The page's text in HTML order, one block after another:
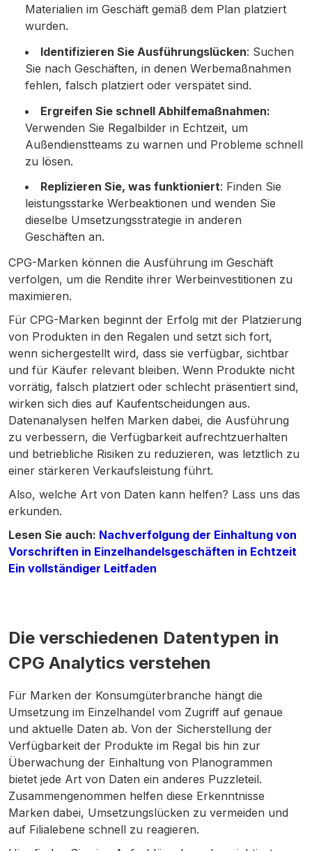
Materialien im Geschäft gemäß dem Plan platziert
wurden.
Identifizieren Sie Ausführungslücken: Suchen
Sie nach Geschäften, in denen Werbemaßnahmen
fehlen, falsch platziert oder verspätet sind.
Ergreifen Sie schnell Abhilfemaßnahmen:
Verwenden Sie Regalbilder in Echtzeit, um
Außendienstteams zu warnen und Probleme schnell
zu lösen.
Replizieren Sie, was funktioniert: Finden Sie
leistungsstarke Werbeaktionen und wenden Sie
dieselbe Umsetzungsstrategie in anderen
Geschäften an.
CPG-Marken können die Ausführung im Geschäft
verfolgen, um die Rendite ihrer Werbeinvestitionen zu
maximieren.
Für CPG-Marken beginnt der Erfolg mit der Platzierung
von Produkten in den Regalen und setzt sich fort,
wenn sichergestellt wird, dass sie verfügbar, sichtbar
und für Käufer relevant bleiben. Wenn Produkte nicht
vorrätig, falsch platziert oder schlecht präsentiert sind,
wirken sich dies auf Kaufentscheidungen aus.
Datenanalysen helfen Marken dabei, die Ausführung
zu verbessern, die Verfügbarkeit aufrechtzuerhalten
und betriebliche Risiken zu reduzieren, was letztlich zu
einer stärkeren Verkaufsleistung führt.
Also, welche Art von Daten kann helfen? Lass uns das
erkunden.
Lesen Sie auch: Nachverfolgung der Einhaltung von
Vorschriften in Einzelhandelsgeschäften in Echtzeit
Ein vollständiger Leitfaden
Die verschiedenen Datentypen in
CPG Analytics verstehen
Für Marken der Konsumgüterbranche hängt die
Umsetzung im Einzelhandel vom Zugriff auf genaue
und aktuelle Daten ab. Von der Sicherstellung der
Verfügbarkeit der Produkte im Regal bis hin zur
Überwachung der Einhaltung von Planogrammen
bietet jede Art von Daten ein anderes Puzzleteil.
Zusammengenommen helfen diese Erkenntnisse
Marken dabei, Umsetzungslücken zu vermeiden und
auf Filialebene schnell zu reagieren.